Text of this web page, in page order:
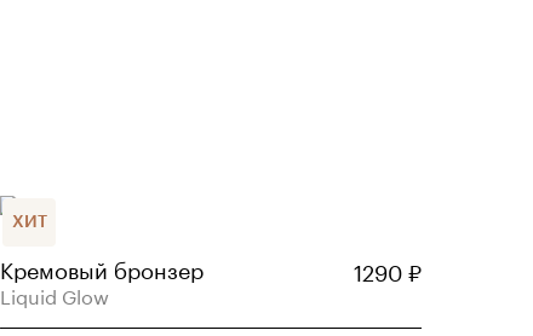
ХИТ
Кремовый бронзер
Liquid Glow
1290₽